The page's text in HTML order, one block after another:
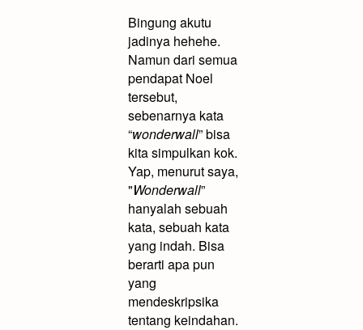
Bingung akutu
jadinya hehehe.
Namun dari semua
pendapat Noel
tersebut,
sebenarnya kata
“wonderwall” bisa
kita simpulkan kok.
Yap, menurut saya,
"Wonderwall”
hanyalah sebuah
kata, sebuah kata
yang indah. Bisa
berarti apa pun
yang
mendeskripsika
tentang keindahan.